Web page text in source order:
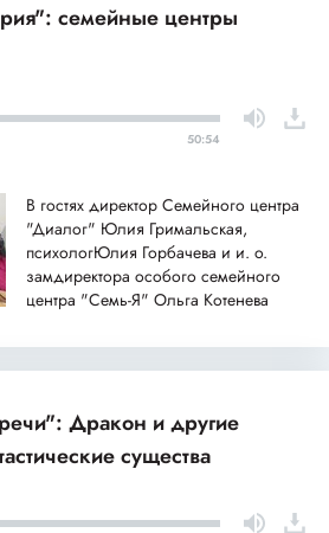
семейные центры
50:54
В гостях директор Семейного центра
"Диалог" Юлия Гримальская,
психологЮлия Горбачева и и. о.
замдиректора особого семейного
центра "Семь-Я" Ольга Котенева
Дракон и другие
существа